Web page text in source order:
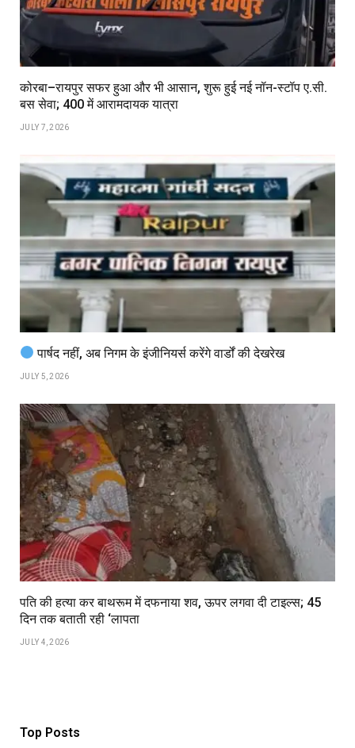
कोरबा–रायपुर सफर हुआ और भी आसान, शुरू हुई नई नॉन-स्टॉप ए.सी.
बस सेवा; ₹400 में आरामदायक यात्रा
JULY 7, 2026
पार्षद नहीं, अब निगम के इंजीनियर्स करेंगे वार्डों की देखरेख
JULY 5, 2026
पति की हत्या कर बाथरूम में दफनाया शव, ऊपर लगवा दी टाइल्स; 45
दिन तक बताती रही ‘लापता
JULY 4, 2026
Top Posts